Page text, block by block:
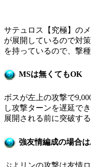
サテュロス【究極】の
が展開しているので対
を持っているので、撃
MSは無くてもOK
ボスが左上の攻撃で
し攻撃ターンを遅延で
展開される前に突破す
強友情編成の場合
ぷよリンの攻撃は友情